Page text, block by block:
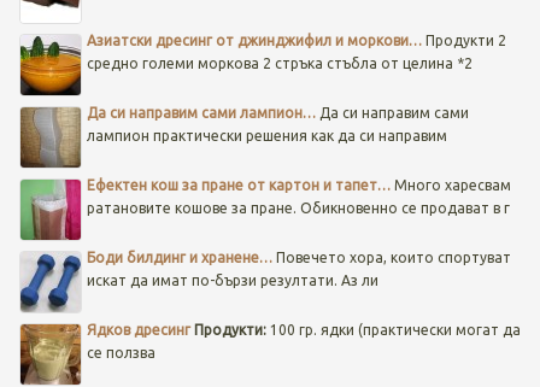
Азиатски дресинг от джинджифил и моркови… Продукти 2
средно големи моркова 2 стръка стъбла от целина *2
Да си направим сами лампион…Да си направим сами
лампион практически решения как да си направим
Ефектен кош за пране от картон и тапет… Много харесвам
ратановите кошове за пране. Обикновенно се продават в г
Боди билдинг и хранене… Повечето хора, които спортуват
искат да имат по-бързи резултати. Аз ли
Ядков дресинг Продукти:100 гр. ядки (практически могат да
се ползва